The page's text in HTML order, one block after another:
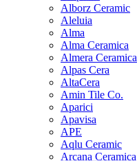
Alborz Ceramic
Aleluia
Alma
Alma Ceramica
Almera Ceramica
Alpas Cera
AltaCera
Amin Tile Co.
Aparici
Apavisa
APE
Aqlu Ceramic
Arcana Ceramica